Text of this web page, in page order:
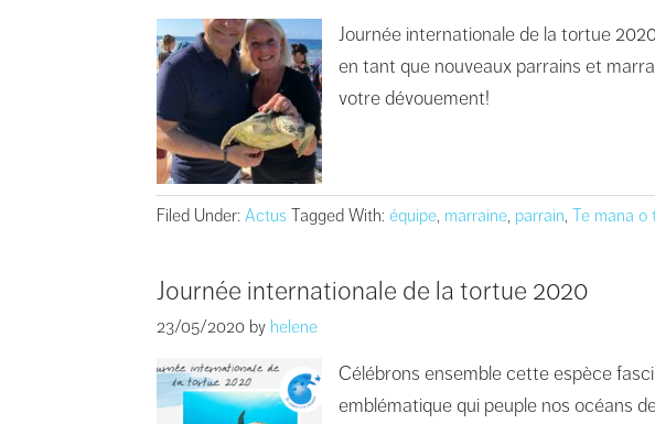
Journée internationale de la tortue
en tant que nouveaux parrains et
votre dévouement!
Filed Under: Actus Tagged With: équipe, marraine, parrain, Te mana o
Journée internationale de la tortue 2020
23/05/2020 by helene
Célébrons ensemble cette espèce
emblématique qui peuple nos océans